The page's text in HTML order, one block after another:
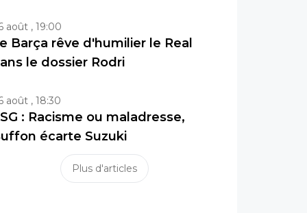
août , 19:00
Barça rêve d'humilier le Real
le dossier Rodri
août , 18:30
: Racisme ou maladresse,
écarte Suzuki
Plus d'articles